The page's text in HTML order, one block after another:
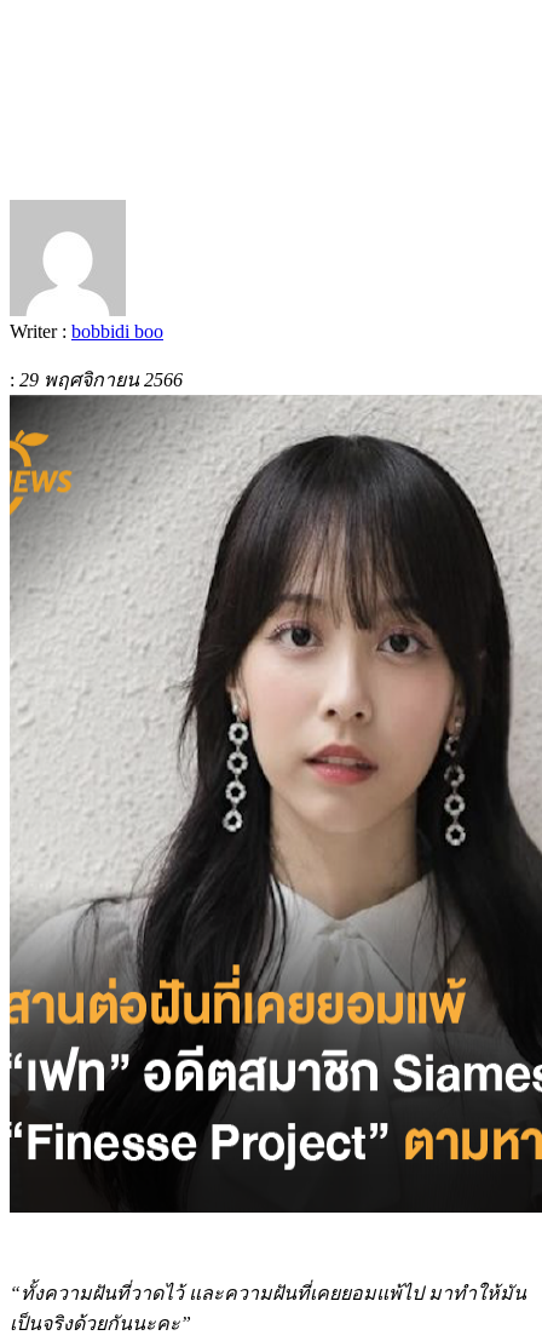
Writer : bobbidi boo
: 29 พฤศจิกายน 2566
“ทั้งความฝันที่วาดไว้ และความฝันที่เคยยอมแพ้ไป มาทำให้มัน
เป็นจริงด้วยกันนะคะ”